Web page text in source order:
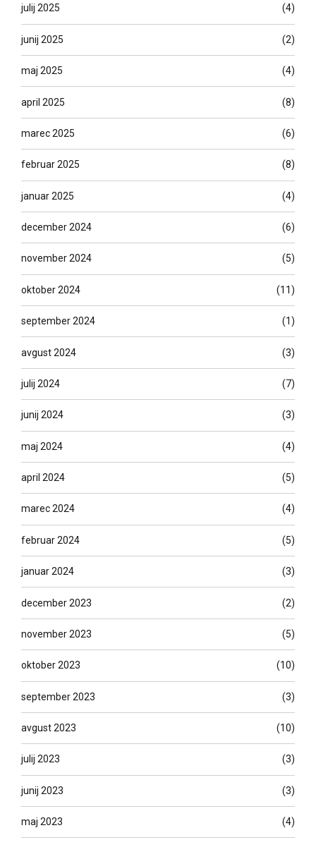
julij 2025 (4)
junij 2025 (2)
maj 2025 (4)
april 2025 (8)
marec 2025 (6)
februar 2025 (8)
januar 2025 (4)
december 2024 (6)
november 2024 (5)
oktober 2024 (11)
september 2024 (1)
avgust 2024 (3)
julij 2024 (7)
junij 2024 (3)
maj 2024 (4)
april 2024 (5)
marec 2024 (4)
februar 2024 (5)
januar 2024 (3)
december 2023 (2)
november 2023 (5)
oktober 2023 (10)
september 2023 (3)
avgust 2023 (10)
julij 2023 (3)
junij 2023 (3)
maj 2023 (4)